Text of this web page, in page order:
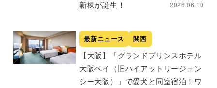
新棟が誕生！ 2026.06.10
最新ニュース 関西
【大阪】「グランドプリンスホテル
大阪ベイ（旧ハイアットリージェン
シー大阪）」で愛犬と同室宿泊！ワ